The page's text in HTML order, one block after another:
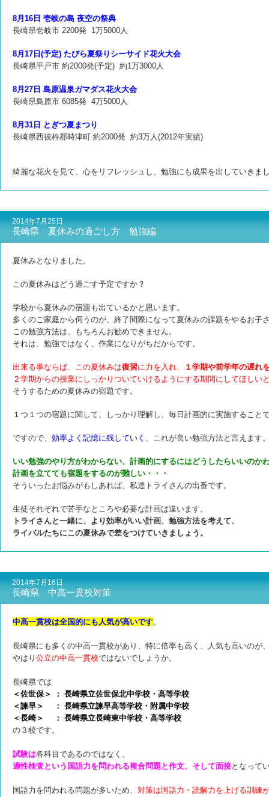
8月16日 壱岐の島 夜空の祭典
長崎県壱岐市 2200発 1万5000人
8月17日(予定) たびら夏祭りシーサイド花火大会
長崎県平戸市 約2000発(予定) 約1万3000人
8月27日 島原温泉ガマダス花火大会
長崎県島原市 6085発 4万5000人
8月31日 とぎつ夏まつり
長崎県西彼杵郡時津町 約2000発 約3万人(2012年実績)
綺麗な花火を見て、心をリフレッシュし、勉強にも成果を出していきま
2014年7月25日
長崎県 夏休みの過ごし方 勉強編
夏休みとなりました。
この夏休みはどう過ごす予定ですか？
学校から夏休みの宿題も出ているかと思います。
多くのご家庭から伺うのが、終了間際になって夏休みの課題をやるお子
この勉強方法は、もちろんお勧めできません。
それは、勉強ではなく、作業になりがちだからです。
出来る事ならば、この夏休みは復習に力を入れ、
１学期や前学年の遅れ
２学期からの授業にしっかりついていけるようにする期間にしてほしい
そうするための夏休みの宿題です。
１つ１つの宿題に関して、しっかり理解し、毎日計画的に実施すること
ですので、 効率よく記憶に残していく 、 これが良い勉強方法と言えます
いい勉強のやり方がわからない、計画的にするにはどうしたらいいのか
計画を立てても宿題をするのが難しい・・・
そういったお悩みがもしあれば、私達トライさんの出番です。
生徒それぞれで苦手なところや必要な計画は違います。
トライさんと一緒に、より効率がいい計画、勉強方法を考えて、
ライバルたちにこの夏休みで差をつけていきましょう。
2014年7月16日
長崎県 中高一貫校対策
中高一貫校は全国的にも人気が高いです。
長崎県にも多くの中高一貫校があり、特に倍率も高く、人気も高いのが
やはり 公立の中高一貫校ではないでしょうか。
長崎県では
＜佐世保＞ ： 長崎県立佐世保北中学校・高等学校
＜諫早＞ ： 長崎県立諫早高等学校・附属中学校
＜長崎＞ ： 長崎県立長崎東中学校・高等学校
の３校です。
試験は各科目であるのではなく、
適性検査という国語力を問われる複合問題と作文、そして面接となって
国語力を問われる問題が多いため、 対策は国語力・読解力を上げる訓練